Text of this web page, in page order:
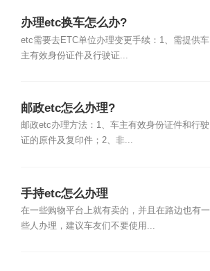
办理etc换车怎么办?
etc需要去ETC单位办理变更手续：1、需提供车
主有效身份证件及行驶证...
邮政etc怎么办理?
邮政etc办理方法：1、车主有效身份证件和行驶
证的原件及复印件；2、非...
手持etc怎么办理
在一些购物平台上就有卖的，并且在路边也有一
些人办理，建议车友们不要使用...